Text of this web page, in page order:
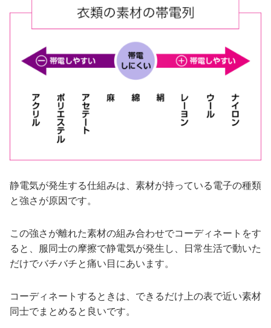
静電気が発生する仕組みは、素材が持っている電子の種類
と強さが原因です。
この強さが離れた素材の組み合わせでコーディネートをす
ると、服同士の摩擦で静電気が発生し、日常生活で動いた
だけでバチバチと痛い目にあいます。
コーディネートするときは、できるだけ上の表で近い素材
同士でまとめると良いです。